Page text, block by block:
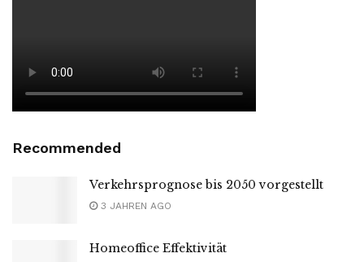
Recommended
Verkehrsprognose bis 2050 vorgestellt
3 JAHREN AGO
Homeoffice Effektivität